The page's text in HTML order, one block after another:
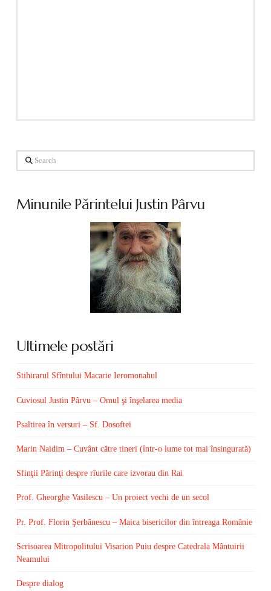
Search
Minunile Părintelui Justin Pârvu
Ultimele postări
Stihirarul Sfîntului Macarie Ieromonahul
Cuviosul Justin Pârvu – Omul şi înşelarea media
Psaltirea în versuri – Sf. Dosoftei
Marin Naidim – Cuvânt către tineri (într-o lume tot mai însingurată)
Sfinţii Părinţi despre rîurile care izvorau din Rai
Prof. Gheorghe Vasilescu – Un proiect vechi de un secol
Pr. Prof. Florin Şerbănescu – Maica bisericilor din întreaga Românie
Scrisoarea Mitropolitului Visarion Puiu despre Catedrala Mântuirii
Neamului
Despre dialog